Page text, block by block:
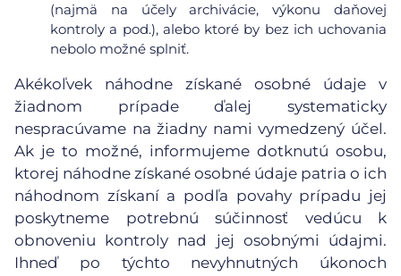
(najmä na účely archivácie, výkonu daňovej
kontroly a pod.), alebo ktoré by bez ich uchovania
nebolo možné splniť.
Akékoľvek náhodne získané osobné údaje v
žiadnom prípade ďalej systematicky
nespracúvame na žiadny nami vymedzený účel.
Ak je to možné, informujeme dotknutú osobu,
ktorej náhodne získané osobné údaje patria o ich
náhodnom získaní a podľa povahy prípadu jej
poskytneme potrebnú súčinnosť vedúcu k
obnoveniu kontroly nad jej osobnými údajmi.
Ihneď po týchto nevyhnutných úkonoch